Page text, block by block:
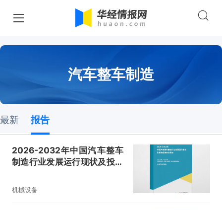
汽车整车制造
最新 报告
2026-2032年中国汽车整车
制造行业发展运行现状及投资
机械设备